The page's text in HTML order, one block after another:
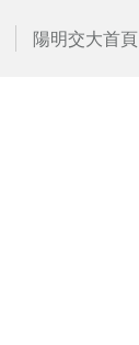
陽明交大首頁